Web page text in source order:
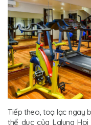
Tiếp theo, toạ lạc ngay
thể dục của Laluna Hoi